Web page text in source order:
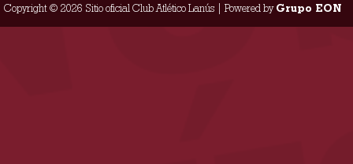
Copyright © 2026 Sitio oficial Club Atlético Lanús | Powered byGrupo EON